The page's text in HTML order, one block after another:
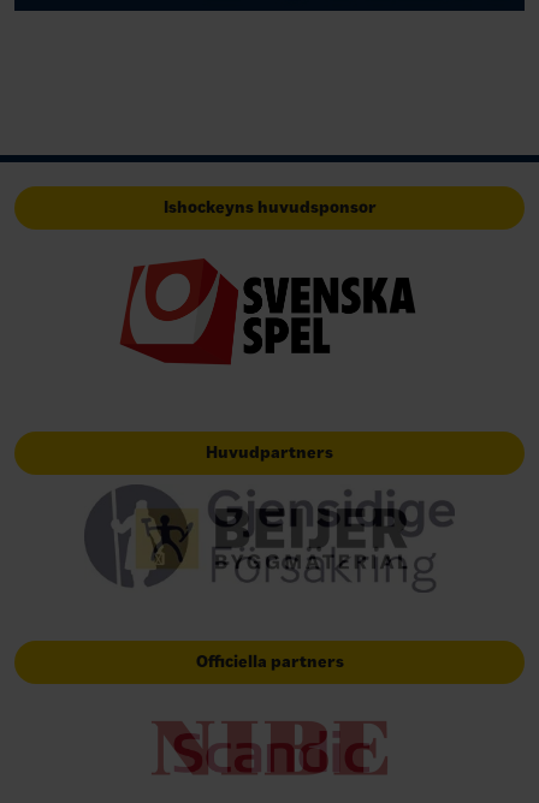
Ishockeyns huvudsponsor
Huvudpartners
Officiella partners